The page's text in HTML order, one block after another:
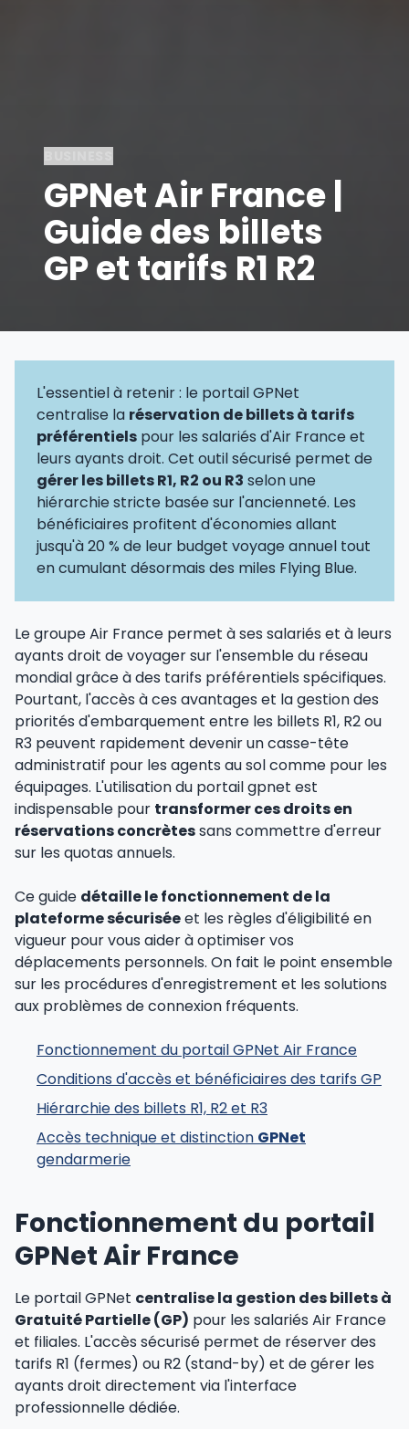
GPNet Air France |
Guide des billets
GP et tarifs R1 R2
L'essentiel à retenir : le portail GPNet
centralise la réservation de billets à tarifs
préférentiels pour les salariés d'Air France et
leurs ayants droit. Cet outil sécurisé permet de
gérer les billets R1, R2 ou R3 selon une
hiérarchie stricte basée sur l'ancienneté. Les
bénéficiaires profitent d'économies allant
jusqu'à 20 % de leur budget voyage annuel tout
en cumulant désormais des miles Flying Blue.
Le groupe Air France permet à ses salariés et à leurs
ayants droit de voyager sur l'ensemble du réseau
mondial grâce à des tarifs préférentiels spécifiques.
Pourtant, l'accès à ces avantages et la gestion des
priorités d'embarquement entre les billets R1, R2 ou
R3 peuvent rapidement devenir un casse-tête
administratif pour les agents au sol comme pour les
équipages. L'utilisation du portail gpnet est
indispensable pour transformer ces droits en
réservations concrètessans commettre d'erreur
sur les quotas annuels.
Ce guide détaille le fonctionnement de la
plateforme sécuriséeet les règles d'éligibilité en
vigueur pour vous aider à optimiser vos
déplacements personnels. On fait le point ensemble
sur les procédures d'enregistrement et les solutions
aux problèmes de connexion fréquents.
Fonctionnement du portail GPNet Air France
Conditions d'accès et bénéficiaires des tarifs GP
Hiérarchie des billets R1, R2 et R3
Accès technique et distinction GPNet
gendarmerie
Fonctionnement du portail
GPNet Air France
Le portail GPNet centralise la gestion des billets à
Gratuité Partielle (GP) pour les salariés Air France
et filiales. L'accès sécurisé permet de réserver des
tarifs R1 (fermes) ou R2 (stand-by) et de gérer les
ayants droit directement via l'interface
professionnelle dédiée.